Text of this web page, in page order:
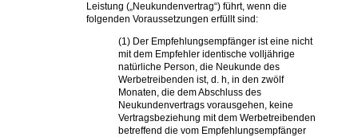
Leistung („Neukundenvertrag“) führt, wenn die
folgenden Voraussetzungen erfüllt sind:
(1) Der Empfehlungsempfänger ist eine nicht
mit dem Empfehler identische volljährige
natürliche Person, die Neukunde des
Werbetreibenden ist, d. h, in den zwölf
Monaten, die dem Abschluss des
Neukundenvertrags vorausgehen, keine
Vertragsbeziehung mit dem Werbetreibenden
betreffend die vom Empfehlungsempfänger